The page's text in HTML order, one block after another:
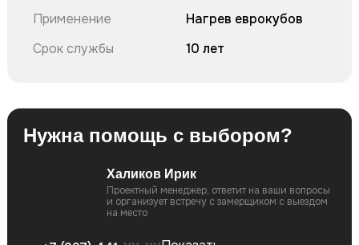
Применение
Нагрев еврокубов
Срок службы
10 лет
Нужна помощь с выбором?
Халиков Ирик
Проектный менеджер, ответит на ваши вопросы
и организует встречу c замерщиком с выездом
на место